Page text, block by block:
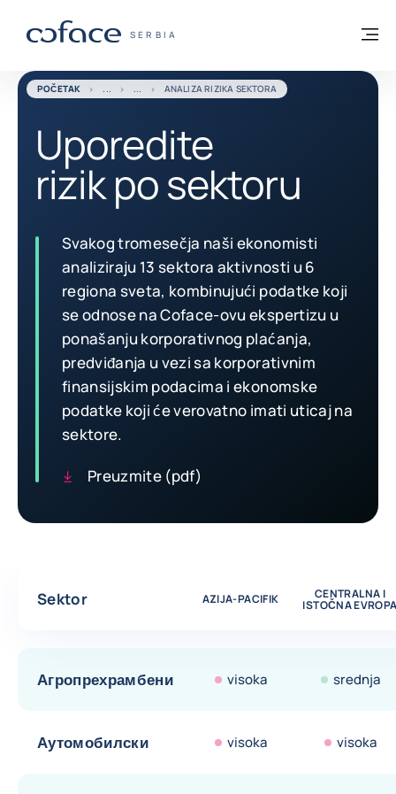
COFACE FOR TRADE - POČETNA
SERBIA
Povratak na početnu stranicu
POČETAK ANALIZA RIZIKA SEKTORA
Uporedite
rizik po sektoru
Svakog tromesečja naši ekonomisti
analiziraju 13 sektora aktivnosti u 6
regiona sveta, kombinujući podatke koji
se odnose na Coface-ovu ekspertizu u
ponašanju korporativnog plaćanja,
predviđanja u vezi sa korporativnim
finansijskim podacima i ekonomske
podatke koji će verovatno imati uticaj na
sektore.
Preuzmite (pdf)
Sektor AZIJA-PACIFIK CENTRALNA I
ISTOČNA
Агропрехрамбени visoka srednja
Аутомобилски visoka visoka